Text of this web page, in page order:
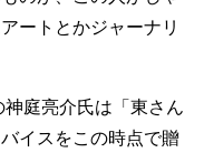
ートとかジャーナリ
庭亮介氏は「東さん
イスをこの時点で贈